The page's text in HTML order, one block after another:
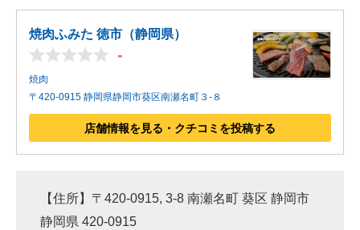
焼肉ふみた 徳市（静岡県）
-
焼肉
〒420-0915 静岡県静岡市葵区南瀬名町３-８
店舗情報を見る・クチコミを投稿する
【住所】〒420-0915, 3-8 南瀬名町 葵区 静岡市
静岡県 420-0915